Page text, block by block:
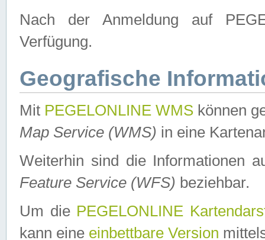
Nach der Anmeldung auf
Verfügung.
Geografische
Mit PEGELONLINE WMS können
Map Service (WMS) in eine
Weiterhin sind die Informationen
Feature Service (WFS) beziehbar.
Um die PEGELONLINE
kann eine einbettbare Version